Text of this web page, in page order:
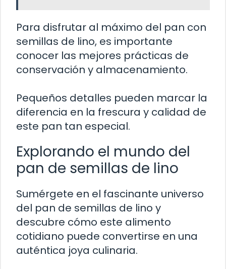
Para disfrutar al máximo del pan con
semillas de lino, es importante
conocer las mejores prácticas de
conservación y almacenamiento.
Pequeños detalles pueden marcar la
diferencia en la frescura y calidad de
este pan tan especial.
Explorando el mundo del
pan de semillas de lino
Sumérgete en el fascinante universo
del pan de semillas de lino y
descubre cómo este alimento
cotidiano puede convertirse en una
auténtica joya culinaria.